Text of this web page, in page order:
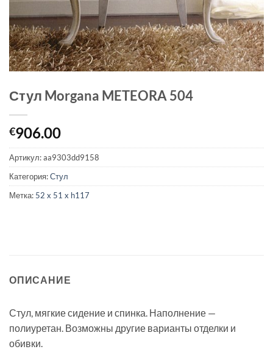
Стул Morgana METEORA 504
€906.00
Артикул:aa9303dd9158
Категория:Стул
Метка: 52 x 51 x h117
ОПИСАНИЕ
Стул, мягкие сидение и спинка. Наполнение —
полиуретан. Возможны другие варианты отделки и
обивки.